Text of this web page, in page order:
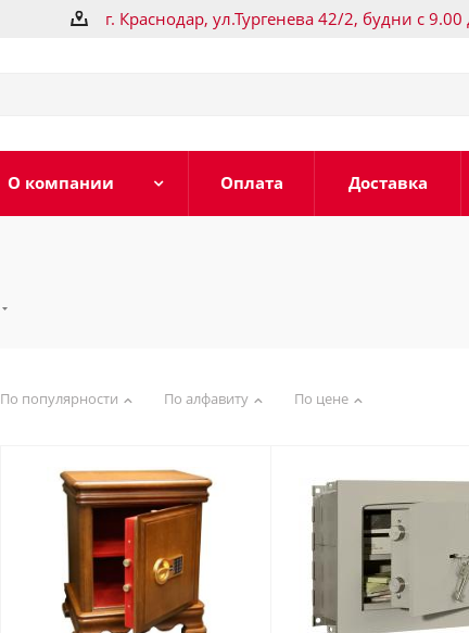
г. Краснодар, ул.Тургенева 42/2, будни с
О компании Оплата Доставка
По популярности По алфавиту По цене